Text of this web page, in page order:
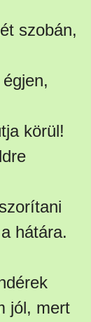
szobán,
körül!
hátára.
jól, mert